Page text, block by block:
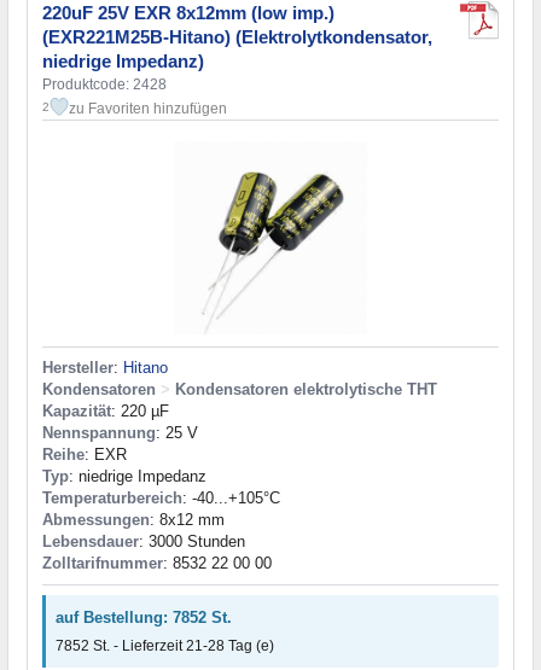
220uF 25V EXR 8x12mm (low imp.)
(EXR221M25B-Hitano) (Elektrolytkondensator,
niedrige Impedanz)
Produktcode: 2428
2 zu Favoriten hinzufügen
Hersteller: Hitano
Kondensatoren > Kondensatoren elektrolytische THT
Kapazität: 220 µF
Nennspannung: 25 V
Reihe: EXR
Typ: niedrige Impedanz
Temperaturbereich: -40...+105°C
Abmessungen: 8x12 mm
Lebensdauer: 3000 Stunden
Zolltarifnummer: 8532 22 00 00
auf Bestellung: 7852 St.
7852 St. - Lieferzeit 21-28 Tag (e)